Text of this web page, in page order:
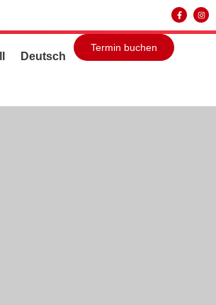
Deutsch
Termin buchen